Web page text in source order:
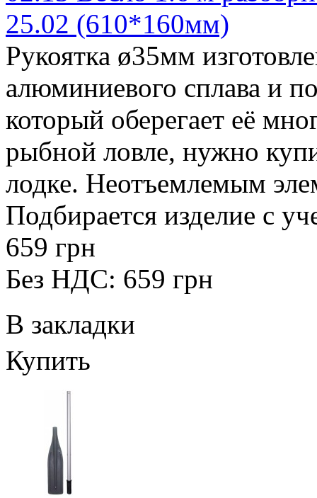
25.02 (610*160мм)
Рукоятка ø35мм
алюминиевого сплава и
который оберегает её
рыбной ловле, нужно
лодке. Неотъемлемым
Подбирается изделие с
659 грн
Без НДС: 659 грн
В закладки
Купить